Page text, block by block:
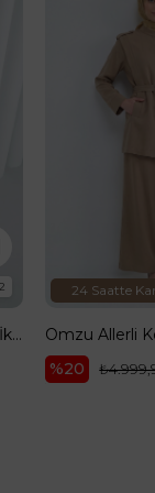
Omzu Allerli Kemerli Cepli Pantolonlu İkili Takım Vizon 26YT636
24 Saatte
₺3.499,90